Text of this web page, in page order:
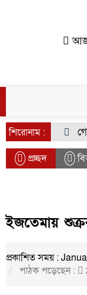
আজ
শিরোনাম :
প্রচ্ছদ
ইজতেমায়
প্রকাশিত সময় :
পাঠক পড়েছেন :